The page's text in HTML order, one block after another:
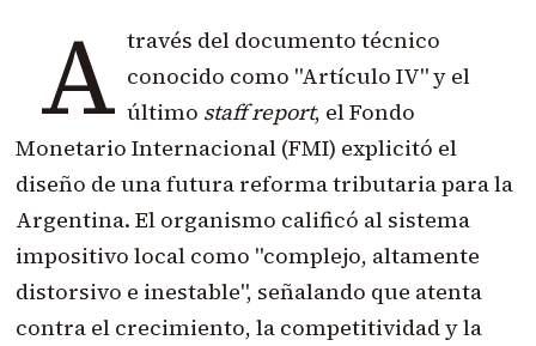
A través del documento técnico
conocido como "Artículo IV" y el
último staff report, el Fondo
Monetario Internacional (FMI) explicitó el
diseño de una futura reforma tributaria para la
Argentina. El organismo calificó al sistema
impositivo local como "complejo, altamente
distorsivo e inestable", señalando que atenta
contra el crecimiento, la competitividad y la